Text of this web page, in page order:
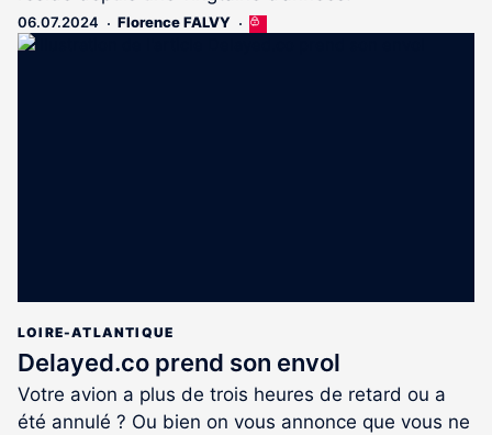
06.07.2024 Florence FALVY
Cet
LOIRE-ATLANTIQUE
Delayed.co prend son envol
Votre avion a plus de trois heures de retard ou a
été annulé ? Ou bien on vous annonce que vous ne